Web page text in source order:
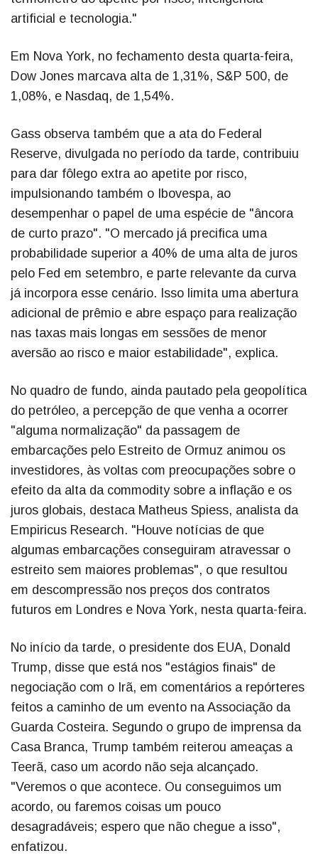
artificial e tecnologia."
Em Nova York, no fechamento desta quarta-feira,
Dow Jones marcava alta de 1,31%, S&P 500, de
1,08%, e Nasdaq, de 1,54%.
Gass observa também que a ata do Federal
Reserve, divulgada no período da tarde, contribuiu
para dar fôlego extra ao apetite por risco,
impulsionando também o Ibovespa, ao
desempenhar o papel de uma espécie de "âncora
de curto prazo". "O mercado já precifica uma
probabilidade superior a 40% de uma alta de juros
pelo Fed em setembro, e parte relevante da curva
já incorpora esse cenário. Isso limita uma abertura
adicional de prêmio e abre espaço para realização
nas taxas mais longas em sessões de menor
aversão ao risco e maior estabilidade", explica.
No quadro de fundo, ainda pautado pela geopolítica
do petróleo, a percepção de que venha a ocorrer
"alguma normalização" da passagem de
embarcações pelo Estreito de Ormuz animou os
investidores, às voltas com preocupações sobre o
efeito da alta da commodity sobre a inflação e os
juros globais, destaca Matheus Spiess, analista da
Empiricus Research. "Houve notícias de que
algumas embarcações conseguiram atravessar o
estreito sem maiores problemas", o que resultou
em descompressão nos preços dos contratos
futuros em Londres e Nova York, nesta quarta-feira.
No início da tarde, o presidente dos EUA, Donald
Trump, disse que está nos "estágios finais" de
negociação com o Irã, em comentários a repórteres
feitos a caminho de um evento na Associação da
Guarda Costeira. Segundo o grupo de imprensa da
Casa Branca, Trump também reiterou ameaças a
Teerã, caso um acordo não seja alcançado.
"Veremos o que acontece. Ou conseguimos um
acordo, ou faremos coisas um pouco
desagradáveis; espero que não chegue a isso",
enfatizou.